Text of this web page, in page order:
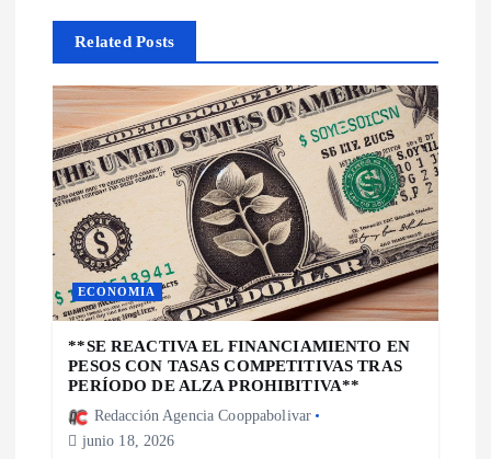
ó
n
d
e
e
Related Posts
ECONOMIA
**SE REACTIVA EL FINANCIAMIENTO EN
PESOS CON TASAS COMPETITIVAS TRAS
PERÍODO DE ALZA PROHIBITIVA**
Redacción Agencia Cooppabolivar
junio 18, 2026